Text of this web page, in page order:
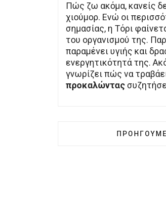
Πώς ζω ακόμα, κανείς
χιούμορ. Ενώ οι
σημασίας, η Τόρι
του οργανισμού της.
παραμένει υγιής και
ενεργητικότητά της.
γνωρίζει πώς να
προκαλώντας